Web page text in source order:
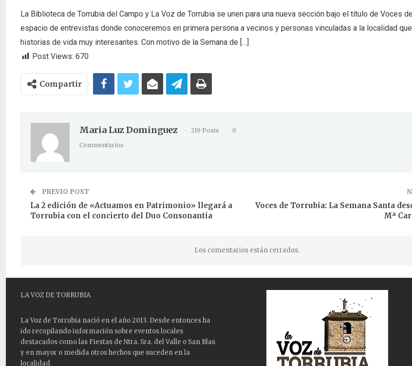
La Biblioteca de Torrubia del Campo y La Voz de Torrubia se unen para una nueva sección bajo el título de Voces
espacio de entrevistas donde conoceremos en primera persona a vecinos y personas vinculadas a la localidad
historias de vida muy interesantes. Con motivo de la Semana de […]
Post Views: 670
Compartir
Maria Luz Dominguez 219 Posts
0
Commentarios
PREVIO POST
La 2 edición de «Actuamos en Patrimonio» llegará a
Torrubia con el concierto del Duo Consonantia
Voces de Torrubia: La Semana Santa
Mª
Los comentarios están cerrados.
LA VOZ DE TORRUBIA
La Voz de Torrubia nació en el año 2013. Desde entonces ha
ido recopilando información sobre eventos locales
destacados como las Fiestas de Ntra. Sra. del Valle o San Blas
y en mayor o medida otros hechos que suceden en la
localidad.